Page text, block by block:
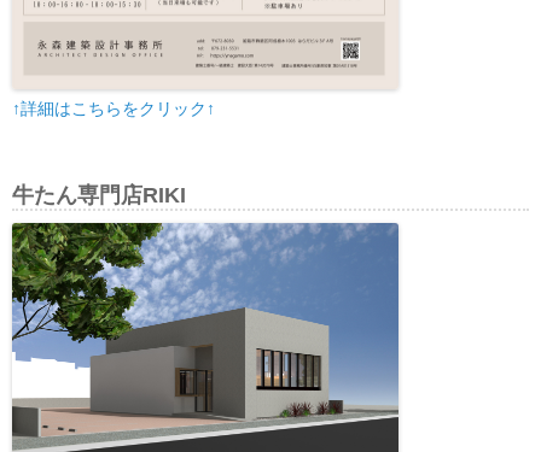
↑詳細はこちらをクリック↑
牛たん専門店RIKI